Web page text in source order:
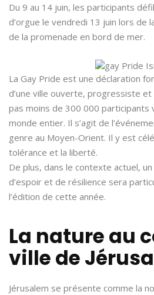
Du 9 au 14 juin, les participants
d’orgue le vendredi 13 juin lors de
de la promenade en bord de mer.
La Gay Pride est une déclaration
d’une ville ouverte, progressiste
pas moins de 300 000 participants
monde entier. Il s’agit de
genre au Moyen-Orient. Il y est
tolérance et la liberté.
De plus, dans le contexte actuel,
d’espoir et de résilience sera
l’édition de cette année.
La nature au
ville de
Jérusalem se présente comme la